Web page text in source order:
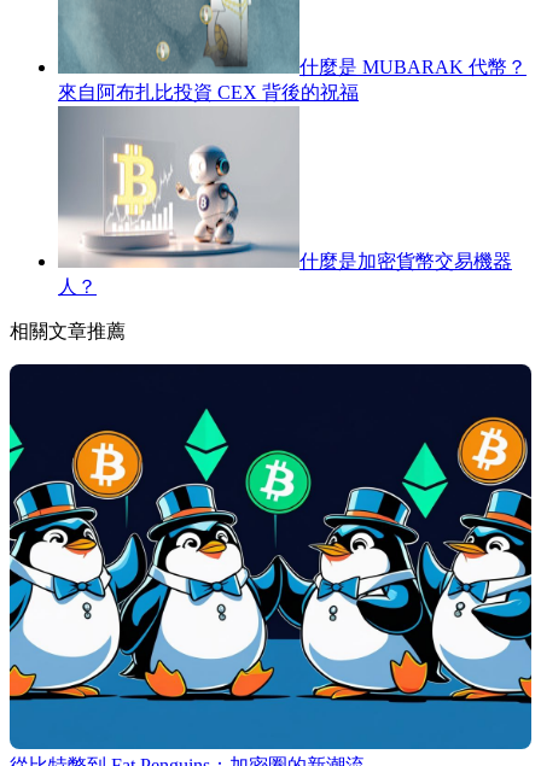
什麼是 MUBARAK 代幣？
來自阿布扎比投資 CEX 背後的祝福
什麼是加密貨幣交易機器
人？
相關文章推薦